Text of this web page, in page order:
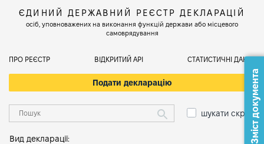
ЄДИНИЙ ДЕРЖАВНИЙ РЕЄСТР ДЕКЛАРАЦІЙ
осіб, уповноважених на виконання функцій держави або місцевого
самоврядування
ПРО РЕЄСТР ВІДКРИТИЙ АРІ СТАТИСТИЧНІ ДАНІ
Подати декларацію
шукати скрізь
Вид декларації: Зміст документа